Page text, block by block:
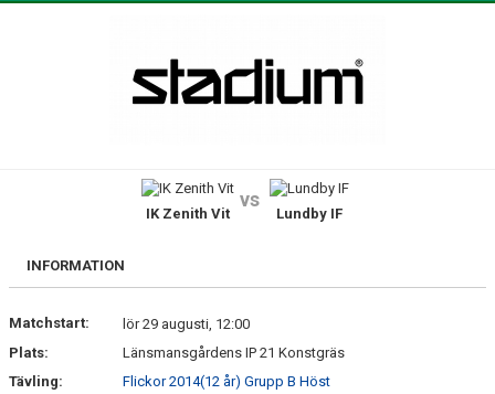
BILDGALLERI
KONTAKT
IK Zenith Vit
vs
Lundby IF
INFORMATION
Matchstart:
lör 29 augusti, 12:00
Plats:
Länsmansgårdens IP 21 Konstgräs
Tävling:
Flickor 2014(12 år) Grupp B Höst